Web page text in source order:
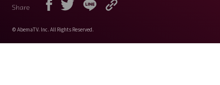
Share
© AbemaTV. Inc. All Rights Reserved.